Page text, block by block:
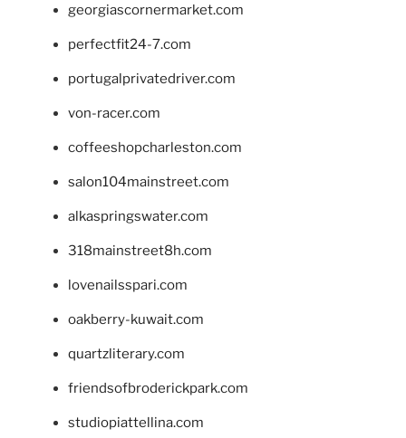
georgiascornermarket.com
perfectfit24-7.com
portugalprivatedriver.com
von-racer.com
coffeeshopcharleston.com
salon104mainstreet.com
alkaspringswater.com
318mainstreet8h.com
lovenailsspari.com
oakberry-kuwait.com
quartzliterary.com
friendsofbroderickpark.com
studiopiattellina.com